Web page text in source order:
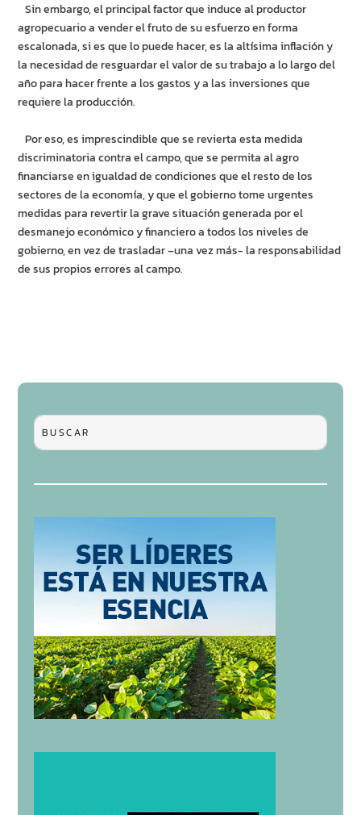
Sin embargo, el principal factor que induce al productor
agropecuario a vender el fruto de su esfuerzo en forma
escalonada, si es que lo puede hacer, es la altísima inflación y
la necesidad de resguardar el valor de su trabajo a lo largo del
año para hacer frente a los gastos y a las inversiones que
requiere la producción.
Por eso, es imprescindible que se revierta esta medida
discriminatoria contra el campo, que se permita al agro
financiarse en igualdad de condiciones que el resto de los
sectores de la economía, y que el gobierno tome urgentes
medidas para revertir la grave situación generada por el
desmanejo económico y financiero a todos los niveles de
gobierno, en vez de trasladar –una vez más- la responsabilidad
de sus propios errores al campo.